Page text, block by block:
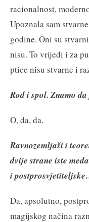
racionalnost,
Upoznala sam
godine. Oni su
nisu. To vrijedi i za
ptice nisu stvarne i
Rod i spol. Znamo
O, da, da.
Ravnozemljaši i
dvije strane iste
i
Da, apsolutno,
magijskog načina